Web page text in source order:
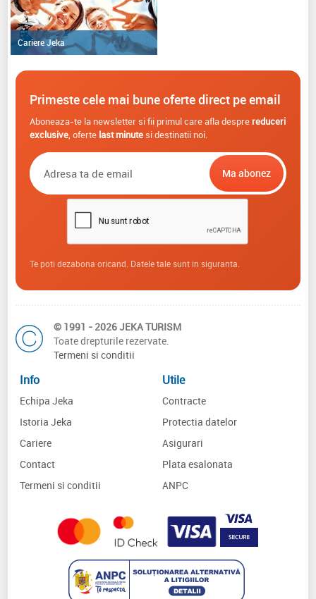
Cariere Jeka
Primeste cele mai bune oferte direct pe email
Aboneaza-te la newsletter si fii primul care afla despre reduceri
exclusive, oferte last minutesi destinatii noi.
Te poti dezabona oricand. Datele tale sunt in siguranta.
© 1991 - 2026 JEKA TURISM
Toate drepturile rezervate.
Termeni si conditii
Info
Echipa Jeka
Istoria Jeka
Cariere
Contact
Termeni si conditii
Utile
Contracte
Protectia datelor
Asigurari
Plata esalonata
ANPC